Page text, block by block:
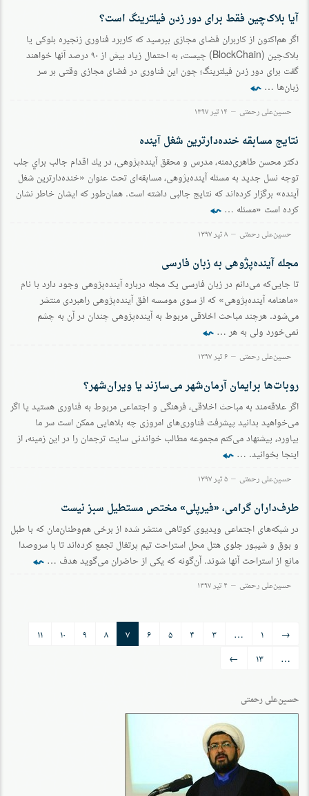
آیا بلاک‌چین فقط برای دور زدن فیلترینگ است؟
اگر هم‌اكنون از كاربران فضای مجازی بپرسيد كه كاربرد فناوری زنجيره بلوكی يا
بلاک‌چين (BlockChain) چيست، به احتمال زياد بيش از ۹۰ درصد آنها خواهند
گفت برای دور زدن فيلترينگ؛ چون اين فناوری در فضای مجازی وقتی بر سر
زبان‌ها … ⬿
حسین‌علی رحمتی ۱۴ تیر ۱۳۹۷
نتایج مسابقه خنده‌دارترین شغل آینده
دكتر محسن طاهری‌دمنه، مدرس و محقق آينده‌پژوهی، در يك اقدام جالب براي جلب
توجه نسل جديد به مسئله آينده‌پژوهی، مسابقه‌ای تحت عنوان «خنده‌دارترین شغل
آینده» برگزار كرده‌اند كه نتايج جالبی داشته است. همان‌طور كه ايشان خاطر نشان
كرده است «مسئله … ⬿
حسین‌علی رحمتی ۸ تیر ۱۳۹۷
مجله آینده‌پژوهی به زبان فارسی
تا جایی‌که می‌دانم در زبان فارسی یک مجله درباره آینده‌پژوهی وجود دارد با نام
«ماهنامه آینده‌پژوهی» که از سوی موسسه افق آینده‌پژوهی راهبردی منتشر
می‌شود. هرچند مباحث اخلاقی مربوط به آینده‌پژوهی چندان در آن به چشم
نمی‌خورد ولی به هر … ⬿
حسین‌علی رحمتی ۶ تیر ۱۳۹۷
روبات‌ها برایمان آرمان‌شهر می‌سازند یا ویران‌شهر؟
اگر علاقه‌مند به مباحث اخلاقی، فرهنگی و اجتماعی مربوط به فناوری هستید یا اگر
می‌خواهید بدانید پیشرفت فناوری‌های امروزی چه بلاهایی ممکن است سر ما
بیاورد، پیشنهاد می‌کنم مجموعه مطالب خواندنی سایت ترجمان را در این زمینه، از
اینجا بخوانید. … ⬿
حسین‌علی رحمتی ۵ تیر ۱۳۹۷
طرف‌داران گرامی، «فیرپلی» مختص مستطیل سبز نیست
در شبکه‌‌های اجتماعی ویدیوی کوتاهی منتشر شده از برخی هم‌وطنان‌مان که با طبل
و بوق و شیپور جلوی هتل محل استراحت تیم پرتغال تجمع کرده‌اند تا با سروصدا
مانع از استراحت آنها شوند. آن‌گونه که یکی از حاضران می‌گوید هدف … ⬿
حسین‌علی رحمتی ۴ تیر ۱۳۹۷
→ ۱ … ۳ ۴ ۵ ۶ ۷ ۸ ۹ ۱۰
۱۱
…
۱۳ ←
حسین‌علی رحمتی